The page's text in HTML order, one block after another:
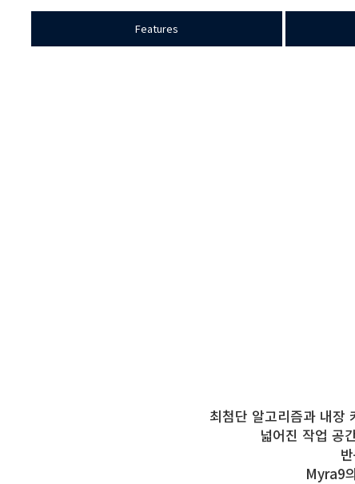
Features
최첨단 알고리즘과 내장
넓어진 작업 공
Myra9